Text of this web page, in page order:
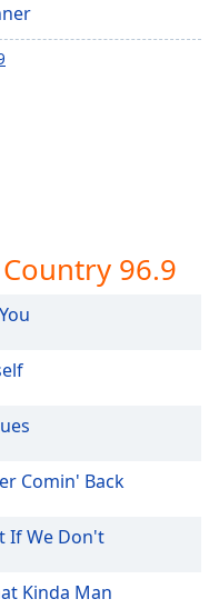
96.9
Comin' Back
If We Don't
Kinda Man